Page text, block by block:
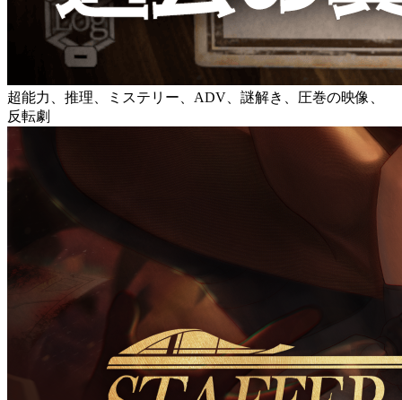
超能力、推理、ミステリー、ADV、謎解き、圧巻の映像、
反転劇